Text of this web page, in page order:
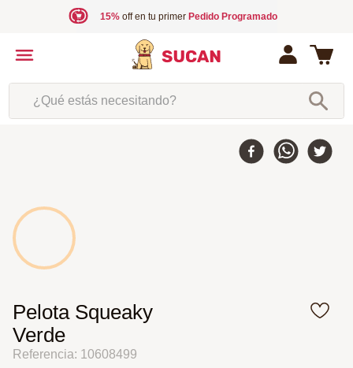
15%off en tu primer Pedido Programado
¿Qué estás necesitando?
Pelota Squeaky
Verde
Referencia: 10608499